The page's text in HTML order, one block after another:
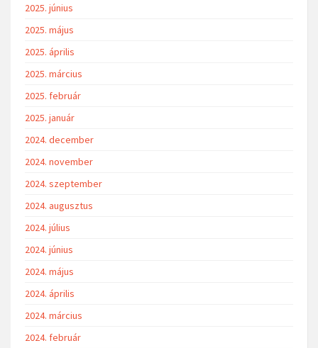
2025. június
2025. május
2025. április
2025. március
2025. február
2025. január
2024. december
2024. november
2024. szeptember
2024. augusztus
2024. július
2024. június
2024. május
2024. április
2024. március
2024. február